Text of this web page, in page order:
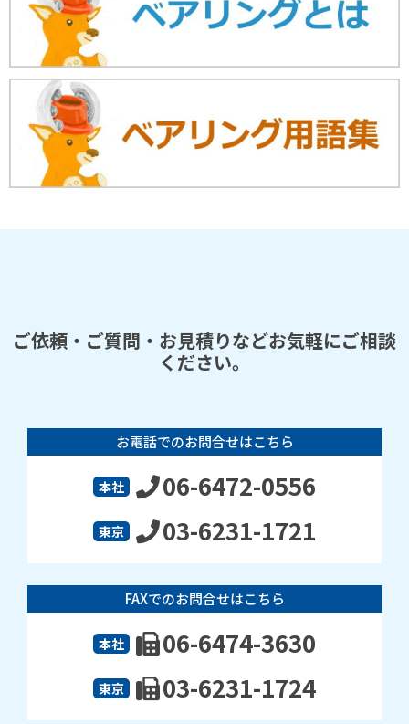
ご依頼・ご質問・お見積りなどお気軽にご相談
ください。
お電話でのお問合せはこちら
本社 06-6472-0556
東京 03-6231-1721
FAXでのお問合せはこちら
本社 06-6474-3630
東京 03-6231-1724